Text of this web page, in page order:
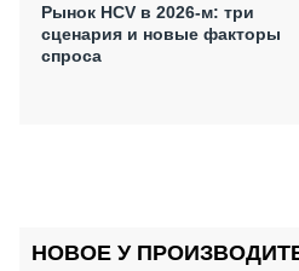
Рынок HCV в 2026-м: три
сценария и новые факторы
спроса
НОВОЕ У